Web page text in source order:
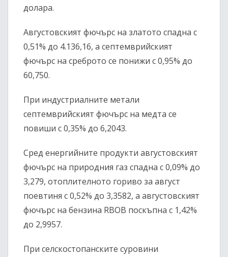
долара.
Августовският фючърс на златото спадна с
0,51% до 4.136,16, а септемврийският
фючърс на среброто се понижи с 0,95% до
60,750.
При индустриалните метали
септемврийският фючърс на медта се
повиши с 0,35% до 6,2043.
Сред енергийните продукти августовският
фючърс на природния газ спадна с 0,09% до
3,279, отоплителното гориво за август
поевтиня с 0,52% до 3,3582, а августовският
фючърс на бензина RBOB поскъпна с 1,42%
до 2,9957.
При селскостопанските суровини